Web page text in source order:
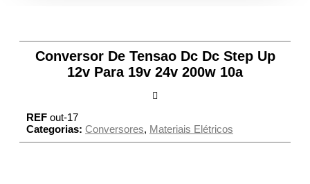
Conversor De Tensao Dc Dc Step Up
12v Para 19v 24v 200w 10a
REF out-17
Categorias: Conversores, Materiais Elétricos